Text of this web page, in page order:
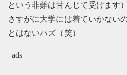
という非難は甘んじて受けます）
さすがに大学には着ていかない
とはないハズ（笑）
–ads–